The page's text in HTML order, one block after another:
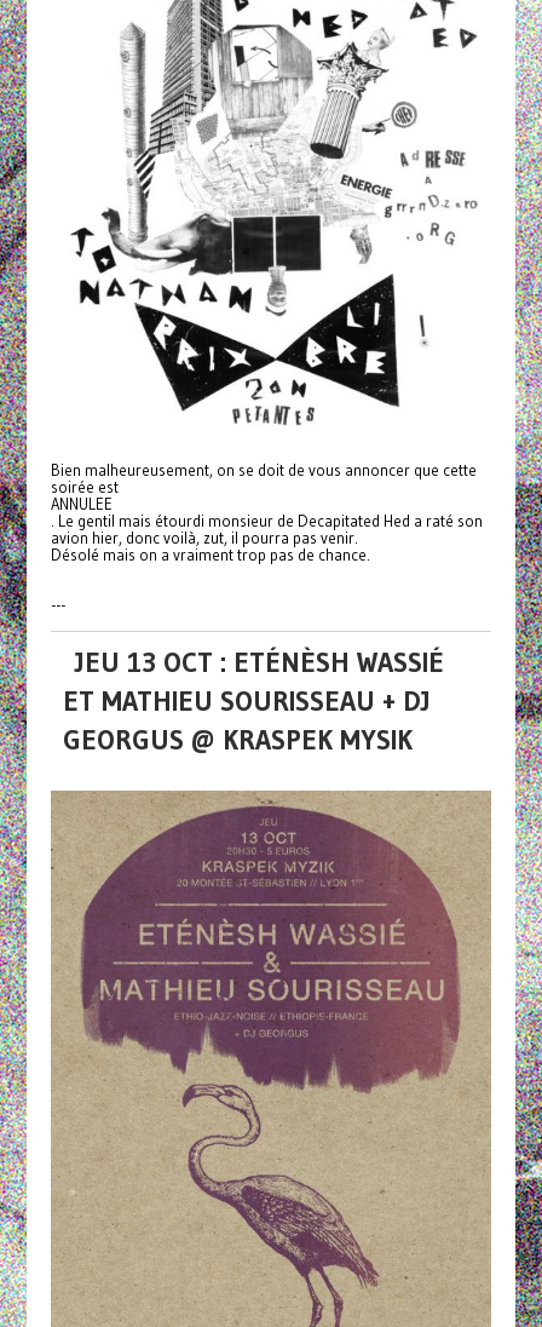
Bien malheureusement, on se doit de vous annoncer que cette
soirée est
ANNULEE
. Le gentil mais étourdi monsieur de Decapitated Hed a raté son
avion hier, donc voilà, zut, il pourra pas venir.
Désolé mais on a vraiment trop pas de chance.
---
JEU 13 OCT : ETÉNÈSH WASSIÉ
ET MATHIEU SOURISSEAU + DJ
GEORGUS @ KRASPEK MYSIK